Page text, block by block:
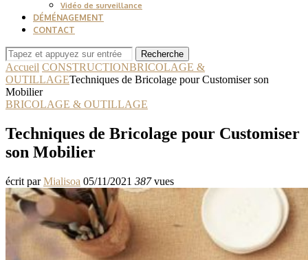
Vidéo de surveillance
DÉMÉNAGEMENT
CONTACT
Recherche
Accueil CONSTRUCTIONBRICOLAGE &
OUTILLAGETechniques de Bricolage pour Customiser son
Mobilier
BRICOLAGE & OUTILLAGE
Techniques de Bricolage pour Customiser
son Mobilier
écrit parMialisoa 05/11/2021 387vues